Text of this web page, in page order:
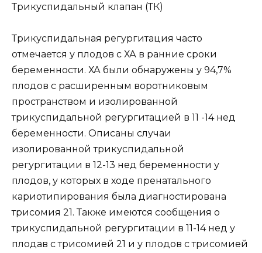
Трикуспидальный клапан (ТК)
Трикуспидальная регургитация часто
отмечается у плодов с ХА в ранние сроки
беременности. ХА были обнаружены у 94,7%
плодов с расширенным воротниковым
пространством и изолированной
трикуспидальной регургитацией в 11 -14 нед
беременности. Описаны случаи
изолированной трикуспидальной
регургитации в 12-13 нед беременности у
плодов, у которых в ходе пренатального
кариотипирования была диагностирована
трисомия 21. Также имеются сообщения о
трикуспидальной регургитации в 11-14 нед у
плодав с трисомией 21 и у плодов с трисомией